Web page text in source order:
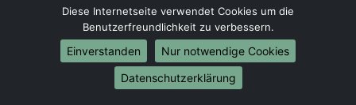
Umzug von Dortmund nach Düsseldorf
Umzug von Dortmund nach Leipzig
Umzug von Dortmund nach Dortmund
Umzug von Dortmund nach Essen
Umzug von Dortmund nach Bremen
Diese Internetseite verwendet Cookies um die
Benutzerfreundlichkeit zu verbessern.
Einverstanden
Nur notwendige Cookies
Datenschutzerklärung